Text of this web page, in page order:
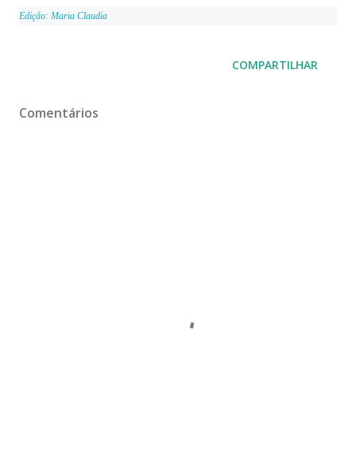
Edição: Maria Claudia
COMPARTILHAR
Comentários